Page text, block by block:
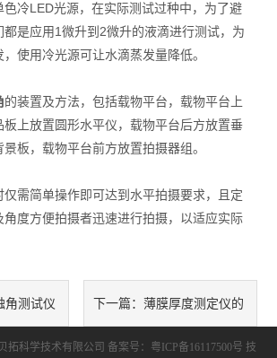
）
能量色散型
仪
色冷LED光源，在实际测试过种中，为了避
都是应用1微升到2微升的液滴进行测试，为
使用冷光源可让水滴蒸发量降低。
的装置及方法，包括载物平台，载物平台上
板上放置圆形水平仪，载物平台后方放置垂
板，载物平台前方放置拍摄器组。
简单操作即可达到水平拍摄要求，且定
角度方便拍摄者迅速进行拍摄，以适应实际
角测试仪
算方法选
下一篇： 薄膜厚度测定仪的
原理及技术功能详细介绍
拓科学技术有限公司 备案号：粤ICP备16117500号 技